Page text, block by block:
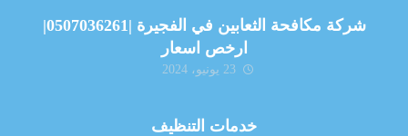
شركة مكافحة الثعابين في الفجيرة |0507036261|
ارخص اسعار
23 يونيو، 2024
خدمات التنظيف